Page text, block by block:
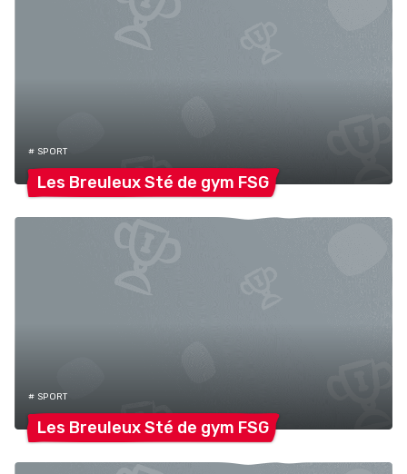
# SPORT
Les Breuleux Sté de gym FSG
# SPORT
Les Breuleux Sté de gym FSG